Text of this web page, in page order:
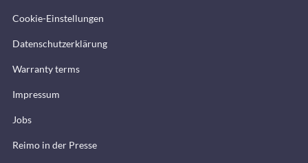
Cookie-Einstellungen
Datenschutzerklärung
Warranty terms
Impressum
Jobs
Reimo in der Presse